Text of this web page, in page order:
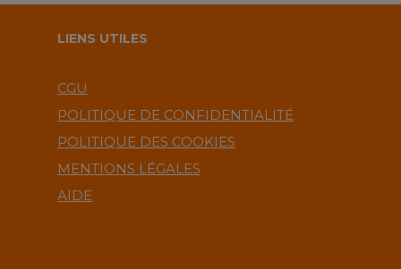
LIENS UTILES
CGU
POLITIQUE DE CONFIDENTIALITÉ
POLITIQUE DES COOKIES
MENTIONS LÉGALES
AIDE